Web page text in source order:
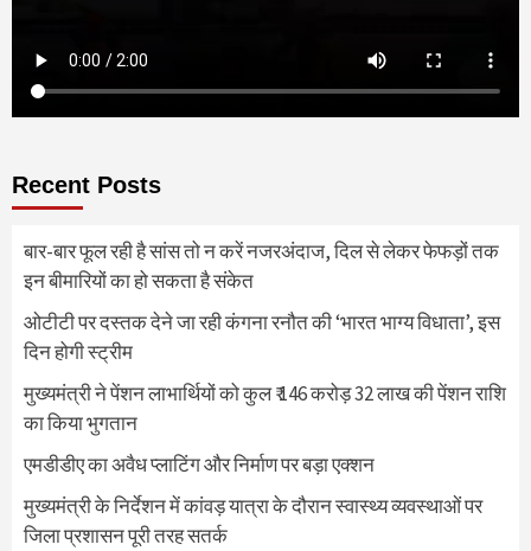
Recent Posts
बार-बार फूल रही है सांस तो न करें नजरअंदाज, दिल से लेकर फेफड़ों तक
इन बीमारियों का हो सकता है संकेत
ओटीटी पर दस्तक देने जा रही कंगना रनौत की ‘भारत भाग्य विधाता’, इस
दिन होगी स्ट्रीम
मुख्यमंत्री ने पेंशन लाभार्थियों को कुल ₹ 146 करोड़ 32 लाख की पेंशन राशि
का किया भुगतान
एमडीडीए का अवैध प्लाटिंग और निर्माण पर बड़ा एक्शन
मुख्यमंत्री के निर्देशन में कांवड़ यात्रा के दौरान स्वास्थ्य व्यवस्थाओं पर
जिला प्रशासन पूरी तरह सतर्क